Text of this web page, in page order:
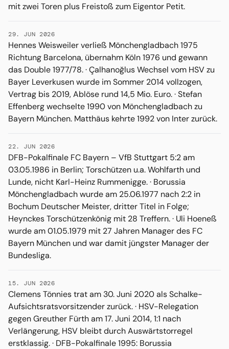
mit zwei Toren plus Freistoß zum Eigentor Petit.
29. JUN 2026
Hennes Weisweiler verließ Mönchengladbach 1975
Richtung Barcelona, übernahm Köln 1976 und gewann
das Double 1977/78. · Çalhanoğlus Wechsel vom HSV zu
Bayer Leverkusen wurde im Sommer 2014 vollzogen,
Vertrag bis 2019, Ablöse rund 14,5 Mio. Euro. · Stefan
Effenberg wechselte 1990 von Mönchengladbach zu
Bayern München. Matthäus kehrte 1992 von Inter zurück.
22. JUN 2026
DFB-Pokalfinale FC Bayern – VfB Stuttgart 5:2 am
03.05.1986 in Berlin; Torschützen u.a. Wohlfarth und
Lunde, nicht Karl-Heinz Rummenigge. · Borussia
Mönchengladbach wurde am 25.06.1977 nach 2:2 in
Bochum Deutscher Meister, dritter Titel in Folge;
Heynckes Torschützenkönig mit 28 Treffern. · Uli Hoeneß
wurde am 01.05.1979 mit 27 Jahren Manager des FC
Bayern München und war damit jüngster Manager der
Bundesliga.
15. JUN 2026
Clemens Tönnies trat am 30. Juni 2020 als Schalke-
Aufsichtsratsvorsitzender zurück. · HSV-Relegation
gegen Greuther Fürth am 17. Juni 2014, 1:1 nach
Verlängerung, HSV bleibt durch Auswärtstorregel
erstklassig. · DFB-Pokalfinale 1995: Borussia